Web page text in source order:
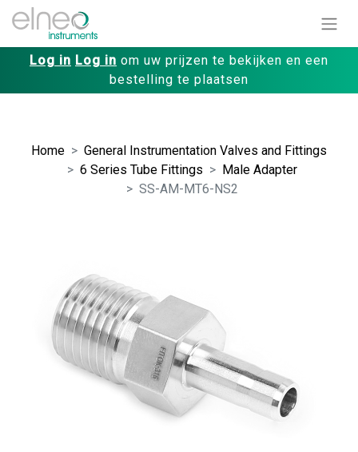
Log in Log in om uw prijzen te bekijken en een
bestelling te plaatsen
Home
General Instrumentation Valves and Fittings
6 Series Tube Fittings
Male Adapter
SS-AM-MT6-NS2